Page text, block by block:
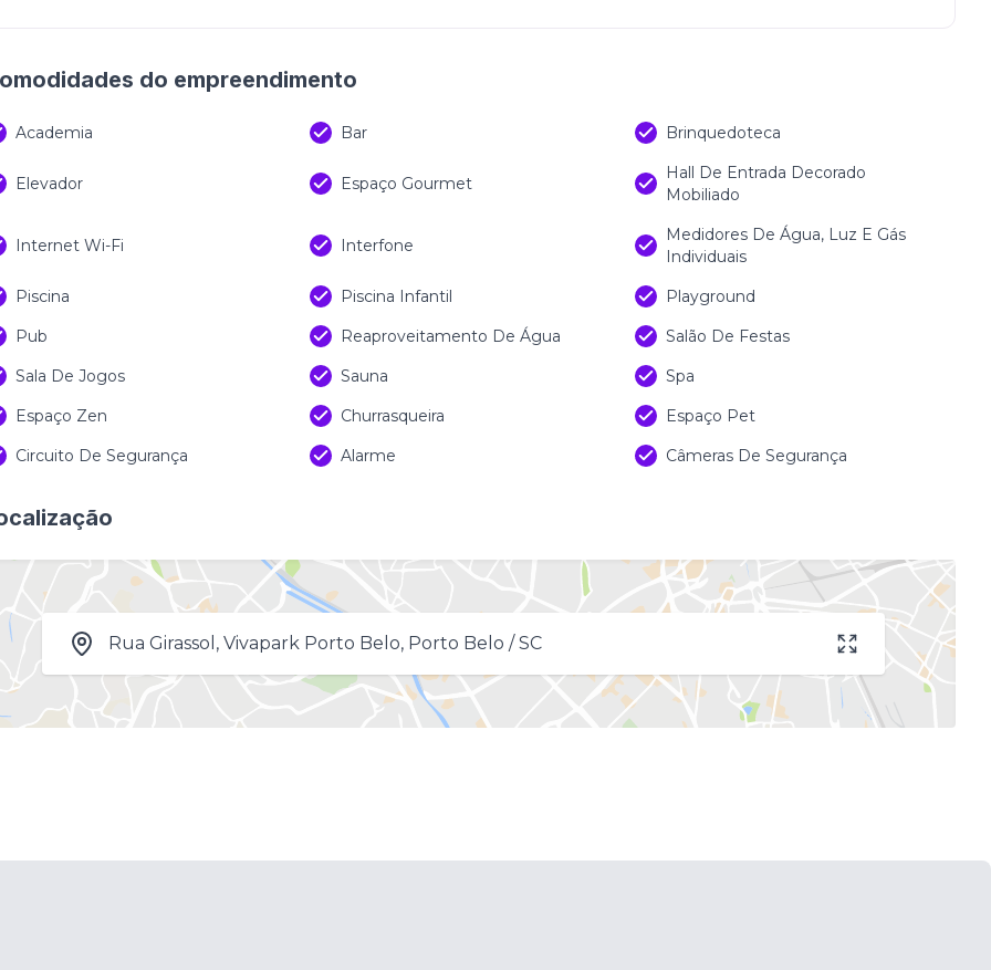
do empreendimento
Academia Bar Brinquedoteca
Elevador Espaço Gourmet
Hall De Entrada Decorado
Mobiliado
Internet Wi-Fi Interfone
Medidores De Água, Luz E Gás
Individuais
Piscina
Piscina Infantil
Playground
Pub
Reaproveitamento De Água
Salão De Festas
Sala De Jogos
Sauna
Spa
Espaço Zen
Churrasqueira
Espaço Pet
Circuito De Segurança
Alarme Câmeras De Segurança
Rua Girassol, Vivapark Porto Belo, Porto Belo / SC